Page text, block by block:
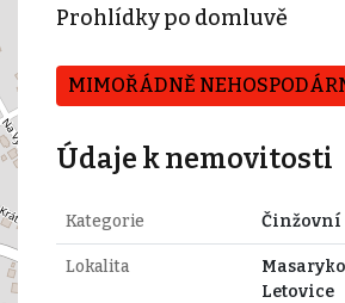
Prohlídky po domluvě
MIMOŘÁDNĚ
Údaje k nemovitosti
Kategorie Činžovní
Lokalita
Letovice